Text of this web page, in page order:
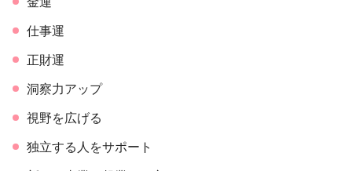
仕事運
正財運
洞察力アップ
視野を広げる
独立する人をサポート